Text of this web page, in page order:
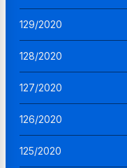
129/2020
128/2020
127/2020
126/2020
125/2020